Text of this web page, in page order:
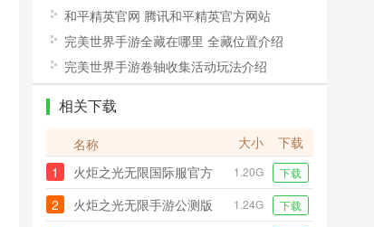
和平精英官网 腾讯和平精英官方网站
完美世界手游全藏在哪里 全藏位置介绍
完美世界手游卷轴收集活动玩法介绍
相关下载
名称 大小
下载
1
火炬之光无限国际服官方
版
1.20G 下载
2 火炬之光无限手游公测版 1.24G 下载